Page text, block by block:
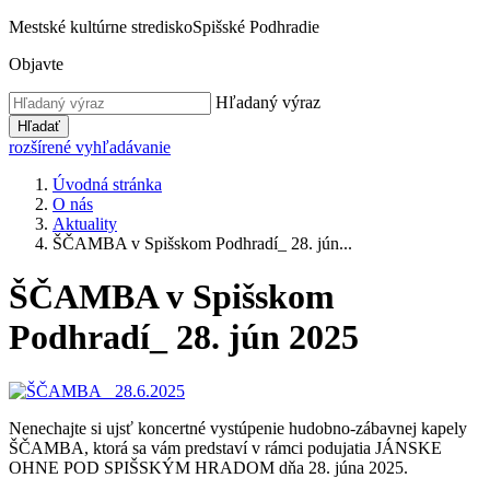
Mestské kultúrne strediskoSpišské Podhradie
Objavte
Hľadaný výraz
Hľadať
rozšírené vyhľadávanie
Úvodná stránka
O nás
Aktuality
ŠČAMBA v Spišskom Podhradí_ 28. jún...
ŠČAMBA v Spišskom
Podhradí_ 28. jún 2025
Nenechajte si ujsť koncertné vystúpenie hudobno-zábavnej kapely
ŠČAMBA, ktorá sa vám predstaví v rámci podujatia JÁNSKE
OHNE POD SPIŠSKÝM HRADOM dňa 28. júna 2025.